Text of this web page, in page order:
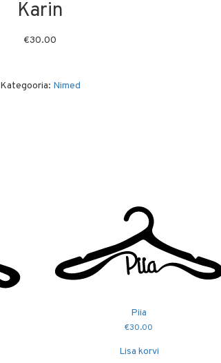
Karin
€30.00
Kategooria: Nimed
Piia
€30.00
Lisa korvi